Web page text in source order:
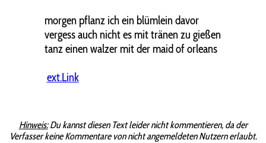
morgen pflanz ich ein blümlein davor
vergess auch nicht es mit tränen zu gießen
tanz einen walzer mit der maid of orleans
ext.Link
Hinweis:Du kannst diesen Text leider nicht kommentieren, da der
Verfasser keine Kommentare von nicht angemeldeten Nutzern erlaubt.